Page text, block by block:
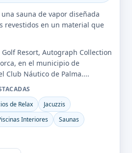
sauna de vapor diseñada
revestidos en un material que
Resort, Autograph Collection
en el municipio de
Club Náutico de Palma....
de Relax
Jacuzzis
Interiores
Saunas